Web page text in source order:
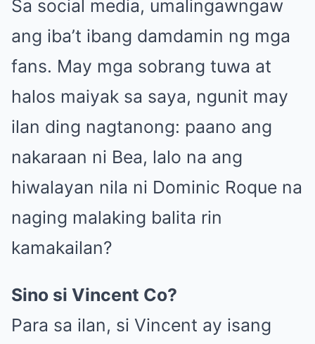
Sa social media, umalingawngaw
ang iba’t ibang damdamin ng mga
fans. May mga sobrang tuwa at
halos maiyak sa saya, ngunit may
ilan ding nagtanong: paano ang
nakaraan ni Bea, lalo na ang
hiwalayan nila ni Dominic Roque na
naging malaking balita rin
kamakailan?
Sino si Vincent Co?
Para sa ilan, si Vincent ay isang